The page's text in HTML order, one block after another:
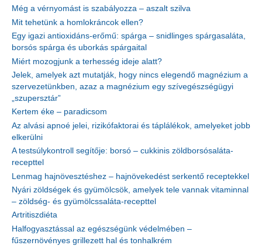
Még a vérnyomást is szabályozza – aszalt szilva
Mit tehetünk a homlokráncok ellen?
Egy igazi antioxidáns-erőmű: spárga – snidlinges spárgasaláta,
borsós spárga és uborkás spárgaital
Miért mozogjunk a terhesség ideje alatt?
Jelek, amelyek azt mutatják, hogy nincs elegendő magnézium a
szervezetünkben, azaz a magnézium egy szívegészségügyi
„szupersztár”
Kertem éke – paradicsom
Az alvási apnoé jelei, rizikófaktorai és táplálékok, amelyeket jobb
elkerülni
A testsúlykontroll segítője: borsó – cukkinis zöldborsósaláta-
recepttel
Lenmag hajnövesztéshez – hajnövekedést serkentő receptekkel
Nyári zöldségek és gyümölcsök, amelyek tele vannak vitaminnal
– zöldség- és gyümölcssaláta-recepttel
Artritiszdiéta
Halfogyasztással az egészségünk védelmében –
fűszernövényes grillezett hal és tonhalkrém